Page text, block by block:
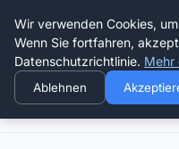
Die
Wir verwenden Cookies,
Wenn Sie fortfahren,
Datenschutzrichtlinie. Mehr
Ablehnen